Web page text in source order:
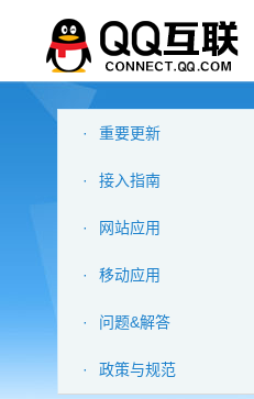
· 重要更新
· 接入指南
· 网站应用
· 移动应用
· 问题&解答
· 政策与规范